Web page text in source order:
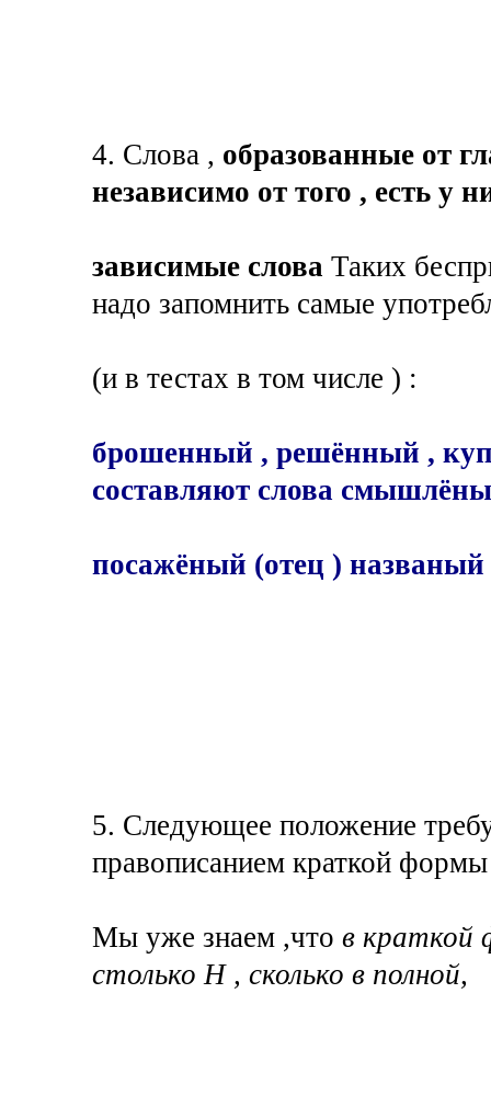
4. Слова , образованные от
независимо от того , есть у
зависимые слова Таких
надо запомнить самые
(и в тестах в том числе ) :
брошенный , решённый ,
составляют слова
посажёный (отец ) названый
5. Следующее положение
правописанием краткой формы
Мы уже знаем ,что в краткой
столько Н , сколько в полной,